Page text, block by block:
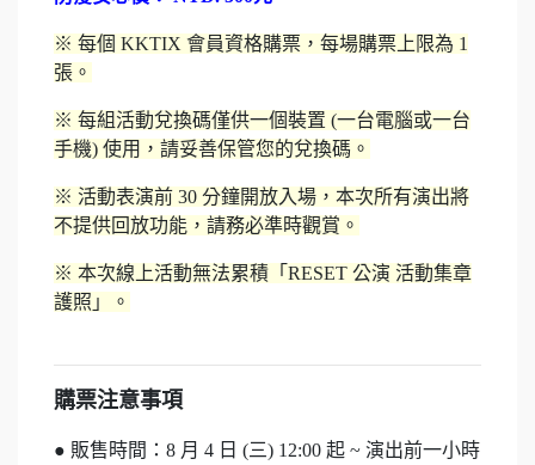
※ 每個 KKTIX 會員資格購票，每場購票上限為 1
張。
※ 每組活動兌換碼僅供一個裝置 (一台電腦或一台
手機) 使用，請妥善保管您的兌換碼。
※ 活動表演前 30 分鐘開放入場，本次所有演出將
不提供回放功能，請務必準時觀賞。
※ 本次線上活動無法累積「RESET 公演 活動集章
護照」。
購票注意事項
● 販售時間：8 月 4 日 (三) 12:00 起 ~ 演出前一小時